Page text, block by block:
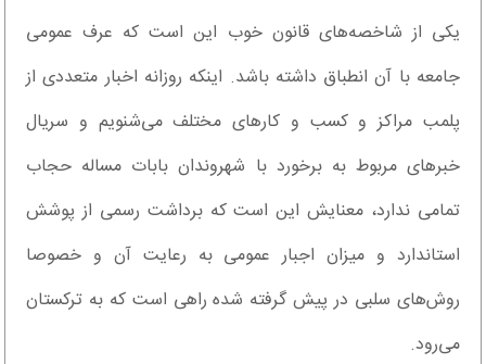
یکی از شاخصه‌های قانون خوب این است که عرف عمومی
جامعه با آن انطباق داشته باشد. اینکه روزانه اخبار متعددی از
پلمب مراکز و کسب و کارهای مختلف می‌شنویم و سریال
خبرهای مربوط به برخورد با شهروندان بابات مساله حجاب
تمامی ندارد، معنایش این است که برداشت رسمی از پوشش
استاندارد و میزان اجبار عمومی به رعایت آن و خصوصا
روش‌های سلبی در پیش گرفته شده راهی است که به ترکستان
می‌رود.